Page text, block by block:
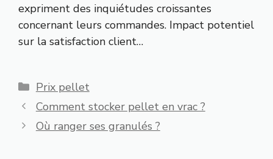
expriment des inquiétudes croissantes
concernant leurs commandes. Impact potentiel
sur la satisfaction client…
Catégories
Prix pellet
Comment stocker pellet en vrac ?
Où ranger ses granulés ?